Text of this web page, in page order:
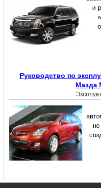
и
Руководство по
Мазда
не